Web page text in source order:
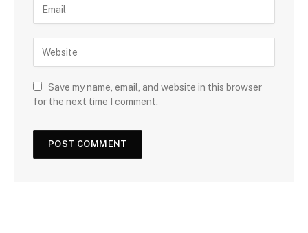
Save my name, email, and website in this browser
for the next time I comment.